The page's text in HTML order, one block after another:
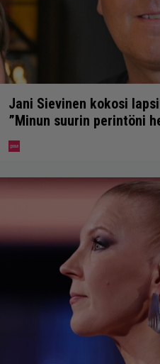
Jani Sievinen kokosi
”Minun suurin perintöni